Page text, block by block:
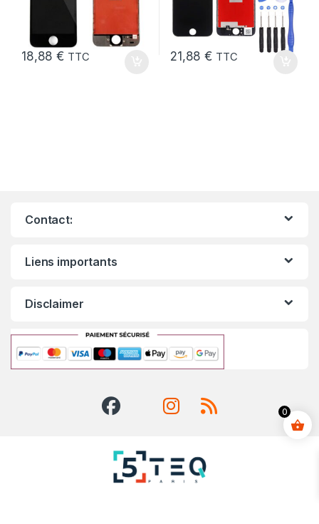
18,88€ TTC 21,88€ TTC
Contact:
Liens importants
Disclaimer
0